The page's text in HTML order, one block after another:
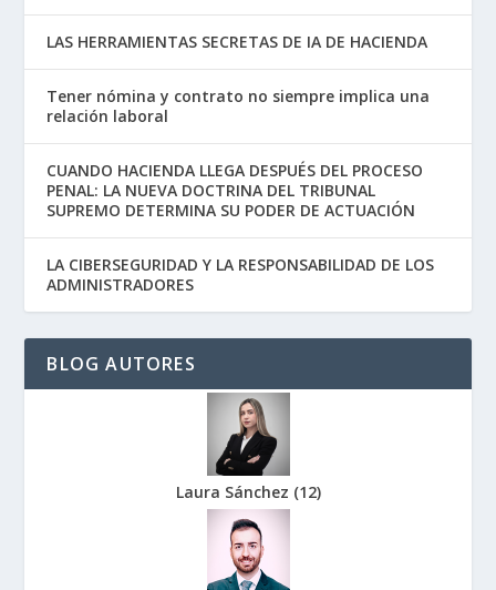
LAS HERRAMIENTAS SECRETAS DE IA DE HACIENDA
Tener nómina y contrato no siempre implica una
relación laboral
CUANDO HACIENDA LLEGA DESPUÉS DEL PROCESO
PENAL: LA NUEVA DOCTRINA DEL TRIBUNAL
SUPREMO DETERMINA SU PODER DE ACTUACIÓN
LA CIBERSEGURIDAD Y LA RESPONSABILIDAD DE LOS
ADMINISTRADORES
BLOG AUTORES
Laura Sánchez (12)